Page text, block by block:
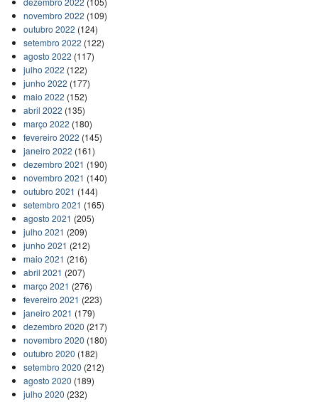
novembro 2022 (109)
outubro 2022 (124)
setembro 2022 (122)
agosto 2022 (117)
julho 2022 (122)
junho 2022 (177)
maio 2022 (152)
abril 2022 (135)
março 2022 (180)
fevereiro 2022 (145)
janeiro 2022 (161)
dezembro 2021 (190)
novembro 2021 (140)
outubro 2021 (144)
setembro 2021 (165)
agosto 2021 (205)
julho 2021 (209)
junho 2021 (212)
maio 2021 (216)
abril 2021 (207)
março 2021 (276)
fevereiro 2021 (223)
janeiro 2021 (179)
dezembro 2020 (217)
novembro 2020 (180)
outubro 2020 (182)
setembro 2020 (212)
agosto 2020 (189)
julho 2020 (232)